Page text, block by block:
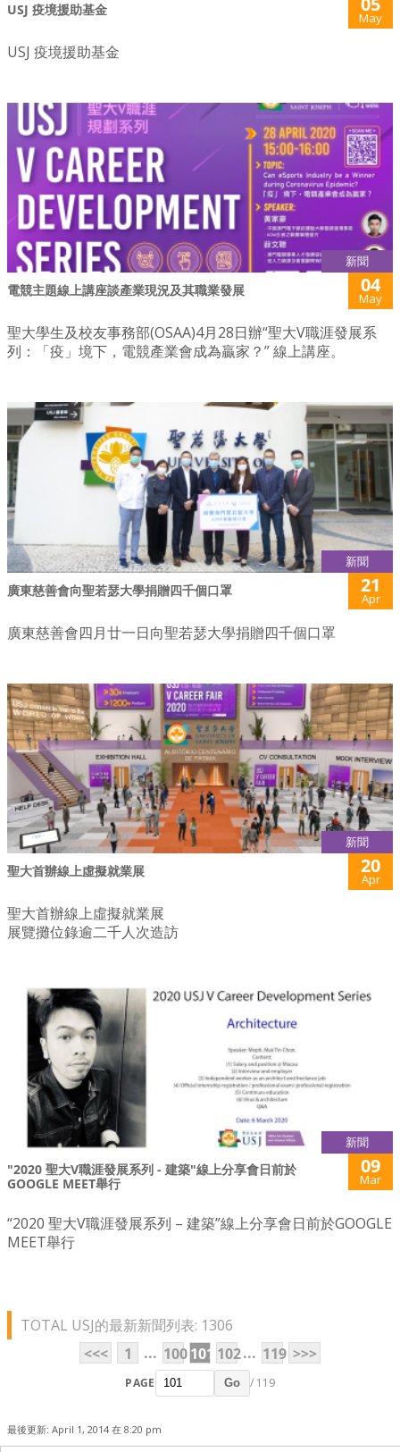
USJ 疫境援助基金 May
USJ 疫境援助基金
新聞
電競主題線上講座談產業現況及其職業發展 04
May
聖大學生及校友事務部(OSAA)4月28日辦“聖大V職涯發展系
列：「疫」境下，電競產業會成為贏家？” 線上講座。
新聞
廣東慈善會向聖若瑟大學捐贈四千個口罩 21
Apr
廣東慈善會四月廿一日向聖若瑟大學捐贈四千個口罩
新聞
聖大首辦線上虛擬就業展 20
Apr
聖大首辦線上虛擬就業展
展覽攤位錄逾二千人次造訪
新聞
"2020 聖大V職涯發展系列 - 建築"線上分享會日前於
GOOGLE MEET舉行
09
Mar
“2020 聖大V職涯發展系列 – 建築”線上分享會日前於GOOGLE
MEET舉行
TOTAL USJ的最新新聞列表: 1306
<<<
1 ... 100101 102... 119 >>>
PAGE Go / 119
最後更新: April 1, 2014 在 8:20 pm